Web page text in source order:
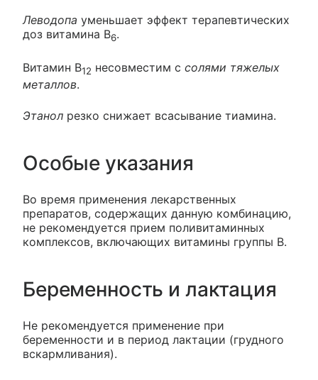
Леводопа уменьшает эффект терапевтических
доз витамина В6.
Витамин В12 несовместим с солями тяжелых
металлов.
Этанол резко снижает всасывание тиамина.
Особые указания
Во время применения лекарственных
препаратов, содержащих данную комбинацию,
не рекомендуется прием поливитаминных
комплексов, включающих витамины группы В.
Беременность и лактация
Не рекомендуется применение при
беременности и в период лактации (грудного
вскармливания).